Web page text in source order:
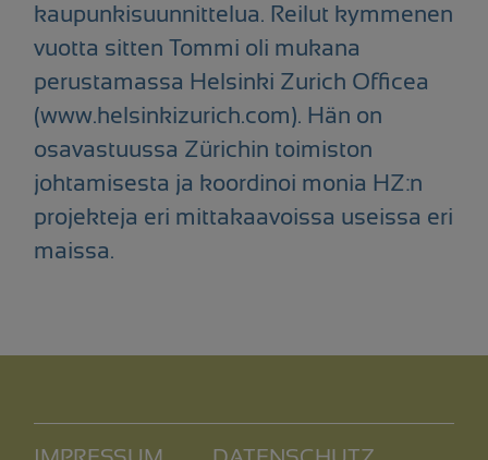
kaupunkisuunnittelua. Reilut kymmenen
vuotta sitten Tommi oli mukana
perustamassa Helsinki Zurich Officea
(www.helsinkizurich.com). Hän on
osavastuussa Zürichin toimiston
johtamisesta ja koordinoi monia HZ:n
projekteja eri mittakaavoissa useissa eri
maissa.